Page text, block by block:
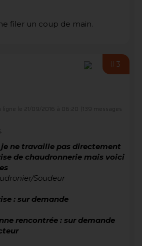
filer un coup de main.
#3
ligne le 21/09/2016 à 06:20
(139 messages
ne travaille pas directement
de chaudronnerie mais voici
Soudeur
: sur demande
rencontrée : sur demande